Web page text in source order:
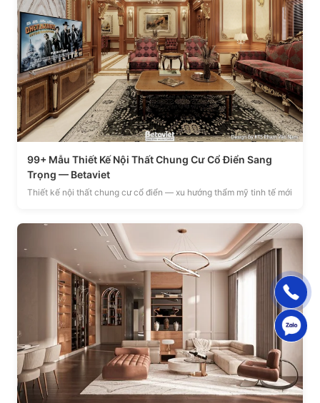
99+ Mẫu Thiết Kế Nội Thất Chung Cư Cổ Điển Sang
Trọng — Betaviet
Thiết kế nội thất chung cư cổ điển — xu hướng thẩm mỹ tinh tế mới